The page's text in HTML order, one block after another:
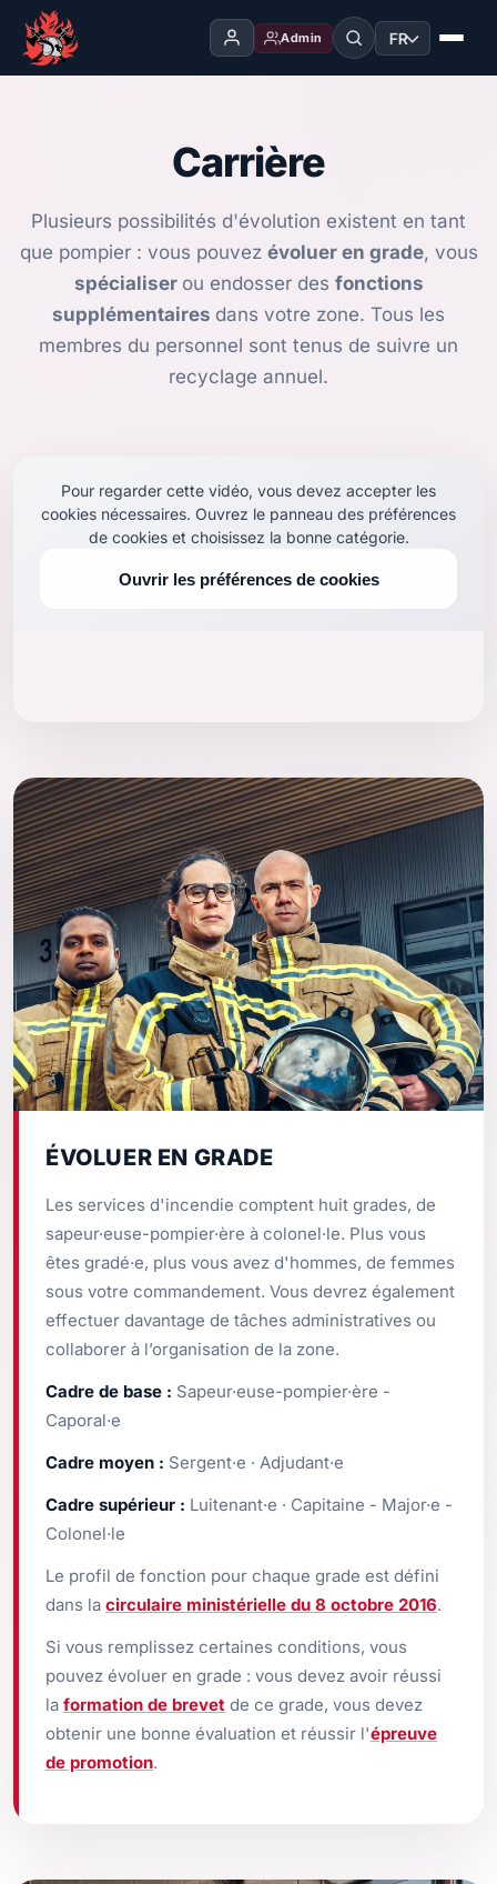
Admin FR
Carrière
Plusieurs possibilités d'évolution existent en tant
que pompier : vous pouvez évoluer en grade, vous
spécialiser ou endosser des fonctions
supplémentaires dans votre zone. Tous les
membres du personnel sont tenus de suivre un
recyclage annuel.
Pour regarder cette vidéo, vous devez accepter les
cookies nécessaires. Ouvrez le panneau des préférences
de cookies et choisissez la bonne catégorie.
Ouvrir les préférences de cookies
ÉVOLUER EN GRADE
Les services d'incendie comptent huit grades, de
sapeur·euse-pompier·ère à colonel·le. Plus vous
êtes gradé·e, plus vous avez d'hommes, de femmes
sous votre commandement. Vous devrez également
effectuer davantage de tâches administratives ou
collaborer à l’organisation de la zone.
Cadre de base : Sapeur·euse-pompier·ère -
Caporal·e
Cadre moyen : Sergent·e · Adjudant·e
Cadre supérieur : Luitenant·e · Capitaine - Major·e -
Colonel·le
Le profil de fonction pour chaque grade est défini
dans la circulaire ministérielle du 8 octobre 2016.
Si vous remplissez certaines conditions, vous
pouvez évoluer en grade : vous devez avoir réussi
la formation de brevet de ce grade, vous devez
obtenir une bonne évaluation et réussir l'épreuve
de promotion.